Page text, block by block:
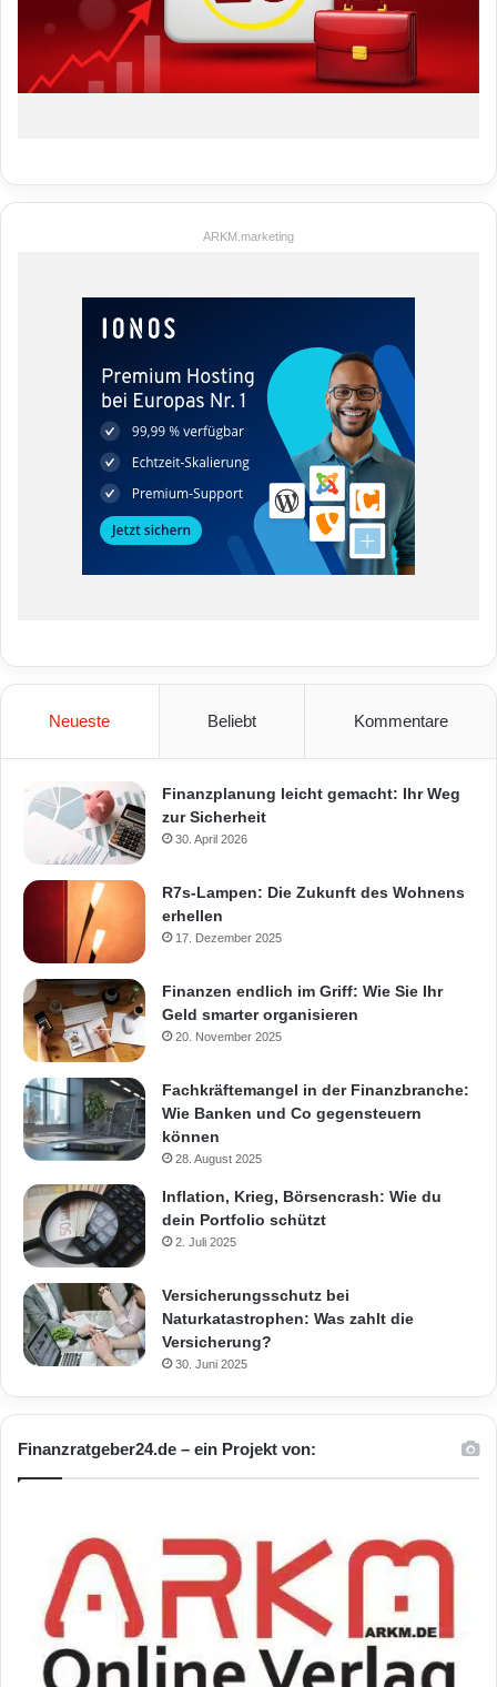
ARKM.marketing
Neueste Beliebt Kommentare
Finanzplanung leicht gemacht: Ihr Weg
zur Sicherheit
30. April 2026
R7s-Lampen: Die Zukunft des Wohnens
erhellen
17. Dezember 2025
Finanzen endlich im Griff: Wie Sie Ihr
Geld smarter organisieren
20. November 2025
Fachkräftemangel in der Finanzbranche:
Wie Banken und Co gegensteuern
können
28. August 2025
Inflation, Krieg, Börsencrash: Wie du
dein Portfolio schützt
2. Juli 2025
Versicherungsschutz bei
Naturkatastrophen: Was zahlt die
Versicherung?
30. Juni 2025
Finanzratgeber24.de – ein Projekt von: